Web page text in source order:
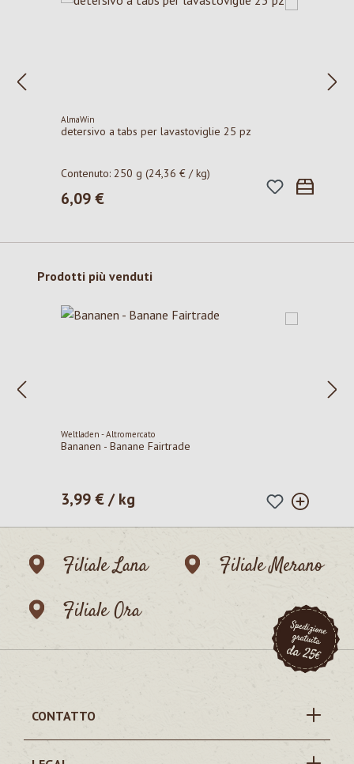
AlmaWin
detersivo a tabs per lavastoviglie 25 pz
Contenuto:250 g(24,36 € / kg)
Prezzo normale:
6,09 €
Salta la galleria dei prodotti
Prodotti più venduti
Weltladen - Altromercato
Bananen - Banane Fairtrade
Prezzo normale:
3,99 € / kg
Filiale Lana
Filiale Merano
Filiale Ora
CONTATTO